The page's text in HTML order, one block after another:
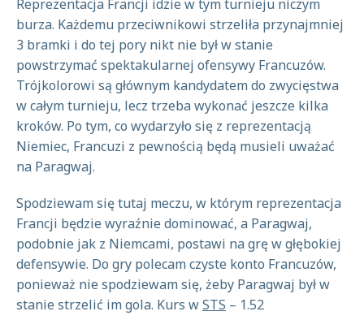
Reprezentacja Francji idzie w tym turnieju niczym
burza. Każdemu przeciwnikowi strzeliła przynajmniej
3 bramki i do tej pory nikt nie był w stanie
powstrzymać spektakularnej ofensywy Francuzów.
Trójkolorowi są głównym kandydatem do zwycięstwa
w całym turnieju, lecz trzeba wykonać jeszcze kilka
kroków. Po tym, co wydarzyło się z reprezentacją
Niemiec, Francuzi z pewnością będą musieli uważać
na Paragwaj.
Spodziewam się tutaj meczu, w którym reprezentacja
Francji będzie wyraźnie dominować, a Paragwaj,
podobnie jak z Niemcami, postawi na grę w głębokiej
defensywie. Do gry polecam czyste konto Francuzów,
ponieważ nie spodziewam się, żeby Paragwaj był w
stanie strzelić im gola. Kurs wSTS – 1.52